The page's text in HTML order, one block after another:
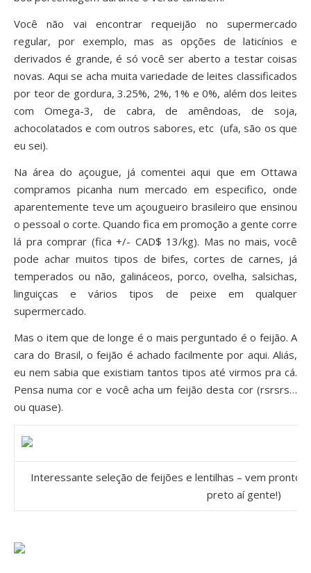
Você não vai encontrar requeijão no supermercado
regular, por exemplo, mas as opções de laticínios e
derivados é grande, é só você ser aberto a testar coisas
novas. Aqui se acha muita variedade de leites classificados
por teor de gordura, 3.25%, 2%, 1% e 0%, além dos leites
com Omega-3, de cabra, de amêndoas, de soja,
achocolatados e com outros sabores, etc (ufa, são os que
eu sei).
Na área do açougue, já comentei aqui que em Ottawa
compramos picanha num mercado em especifico, onde
aparentemente teve um açougueiro brasileiro que ensinou
o pessoal o corte. Quando fica em promoção a gente corre
lá pra comprar (fica +/- CAD$ 13/kg). Mas no mais, você
pode achar muitos tipos de bifes, cortes de carnes, já
temperados ou não, galináceos, porco, ovelha, salsichas,
linguiçcas e vários tipos de peixe em qualquer
supermercado.
Mas o item que de longe é o mais perguntado é o feijão. A
cara do Brasil, o feijão é achado facilmente por aqui. Aliás,
eu nem sabia que existiam tantos tipos até virmos pra cá.
Pensa numa cor e você acha um feijão desta cor (rsrsrs…
ou quase).
Interessante seleção de feijões e lentilhas – vem pronto
preto aí gente!)